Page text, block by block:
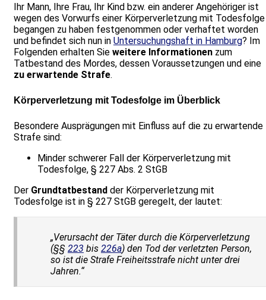
Ihr Mann, Ihre Frau, Ihr Kind bzw. ein anderer Angehöriger ist
wegen des Vorwurfs einer Körperverletzung mit Todesfolge
begangen zu haben festgenommen oder verhaftet worden
und befindet sich nun in Untersuchungshaft in Hamburg? Im
Folgenden erhalten Sie weitere Informationen zum
Tatbestand des Mordes, dessen Voraussetzungen und eine
zu erwartende Strafe.
Körperverletzung mit Todesfolge im Überblick
Besondere Ausprägungen mit Einfluss auf die zu erwartende
Strafe sind:
Minder schwerer Fall der Körperverletzung mit
Todesfolge, § 227 Abs. 2 StGB
Der Grundtatbestand der Körperverletzung mit
Todesfolge ist in § 227 StGB geregelt, der lautet:
„Verursacht der Täter durch die Körperverletzung
(§§ 223 bis 226a) den Tod der verletzten Person,
so ist die Strafe Freiheitsstrafe nicht unter drei
Jahren.“